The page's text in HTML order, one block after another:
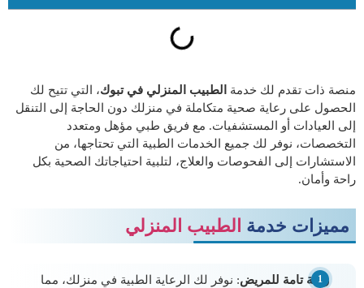
منصة ذات تقدم لك خدمة الطبيب المنزلي في تبوك، التي تتيح لك
الحصول على رعاية صحية متكاملة في منزلك دون الحاجة إلى التنقل
إلى العيادات أو المستشفيات. مع فريق طبي مؤهل ومتعدد
التخصصات، نوفر لك جميع الخدمات الطبية التي تحتاجها، من
الاستشارات إلى الفحوصات والعلاج، لتلبية احتياجاتك الصحية بكل
راحة وأمان.
مميزات خدمة الطبيب المنزلي
راحة تامة للمريض: نوفر لك الرعاية الطبية في منزلك، مما